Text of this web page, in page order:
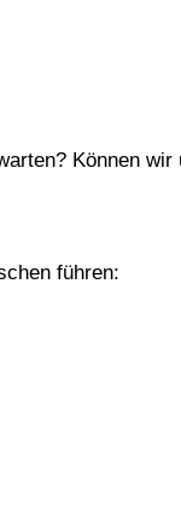
Können
führen: